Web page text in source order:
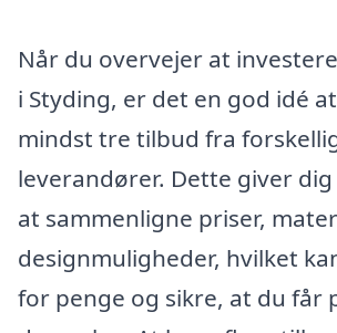
Når du overvejer at
i Styding, er det en god idé
mindst tre tilbud fra
leverandører. Dette giver
at sammenligne priser,
designmuligheder, hvilket
for penge og sikre, at du får